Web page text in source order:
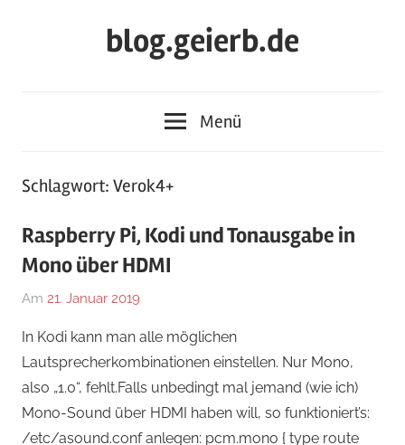
blog.geierb.de
Menü
Schlagwort: Verok4+
Raspberry Pi, Kodi und Tonausgabe in
Mono über HDMI
Am 21. Januar 2019
In Kodi kann man alle möglichen
Lautsprecherkombinationen einstellen. Nur Mono,
also „1.0“, fehlt.Falls unbedingt mal jemand (wie ich)
Mono-Sound über HDMI haben will, so funktioniert’s:
/etc/asound.conf anlegen: pcm.mono { type route